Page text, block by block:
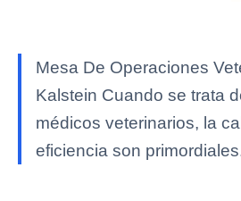
Mesa De Operaciones
Kalstein Cuando se trata
médicos veterinarios, la
eficiencia son